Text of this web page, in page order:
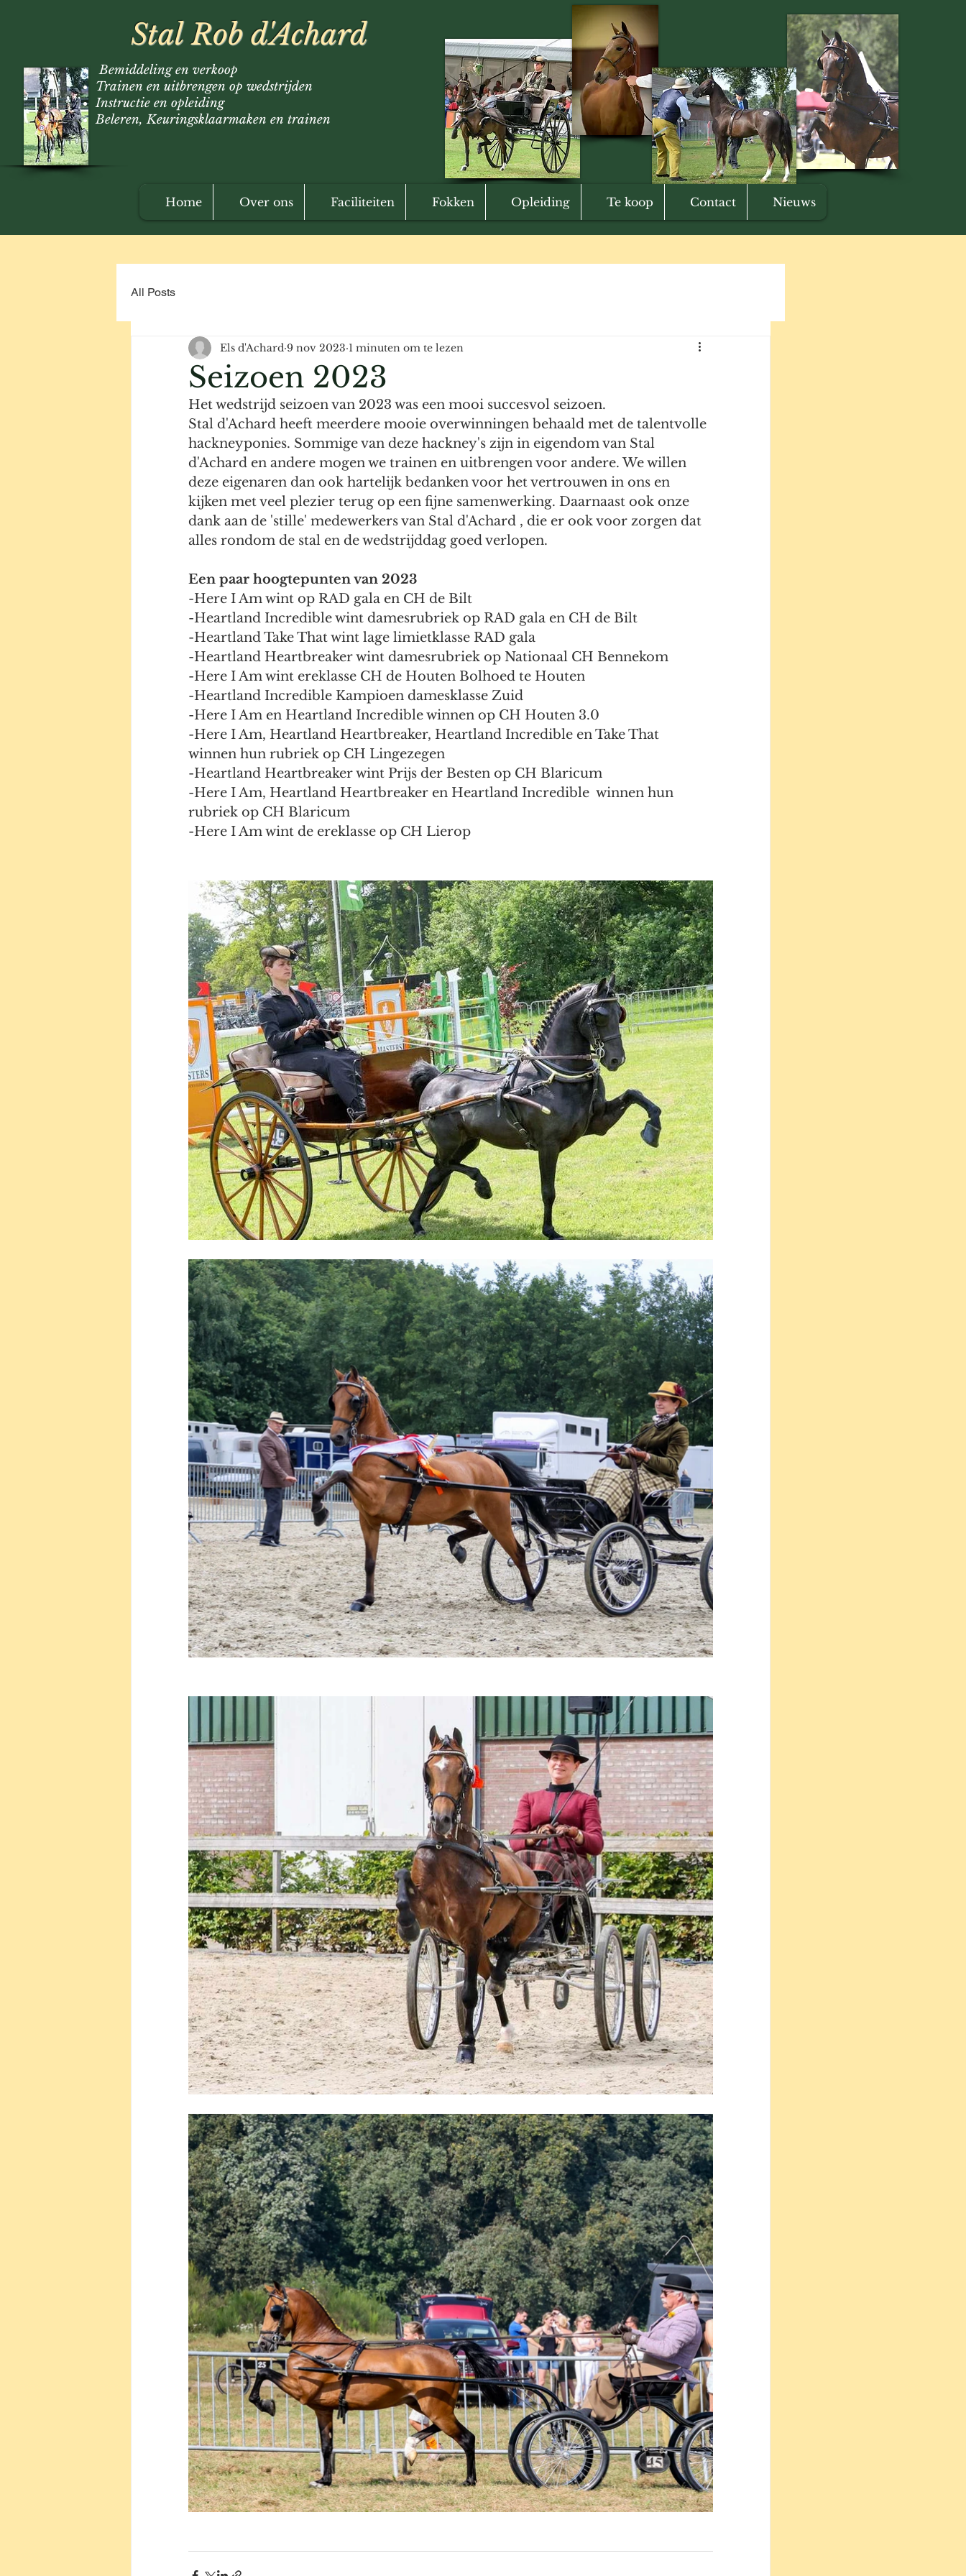
Bemiddeling en verkoop
Trainen en uitbrengen op wedstrijden
Instructie en opleiding
Beleren, Keuringsklaarmaken en trainen
Home Over ons Faciliteiten Fokken Opleiding Te koop Contact Nieuws
Stal Rob d'Achard
All Posts
Seizoen 2023
Els d'Achard 9 nov 2023 1 minuten om te lezen
Het wedstrijd seizoen van 2023 was een mooi succesvol seizoen.
Stal d'Achard heeft meerdere mooie overwinningen behaald met de talentvolle
hackneyponies. Sommige van deze hackney's zijn in eigendom van Stal
d'Achard en andere mogen we trainen en uitbrengen voor andere. We willen
deze eigenaren dan ook hartelijk bedanken voor het vertrouwen in ons en
kijken met veel plezier terug op een fijne samenwerking. Daarnaast ook onze
dank aan de 'stille' medewerkers van Stal d'Achard , die er ook voor zorgen dat
alles rondom de stal en de wedstrijddag goed verlopen.
Een paar hoogtepunten van 2023
-Here I Am wint op RAD gala en CH de Bilt
-Heartland Incredible wint damesrubriek op RAD gala en CH de Bilt
-Heartland Take That wint lage limietklasse RAD gala
-Heartland Heartbreaker wint damesrubriek op Nationaal CH Bennekom
-Here I Am wint ereklasse CH de Houten Bolhoed te Houten
-Heartland Incredible Kampioen damesklasse Zuid
-Here I Am en Heartland Incredible winnen op CH Houten 3.0
-Here I Am, Heartland Heartbreaker, Heartland Incredible en Take That
winnen hun rubriek op CH Lingezegen
-Heartland Heartbreaker wint Prijs der Besten op CH Blaricum
-Here I Am, Heartland Heartbreaker en Heartland Incredible  winnen hun
rubriek op CH Blaricum
-Here I Am wint de ereklasse op CH Lierop